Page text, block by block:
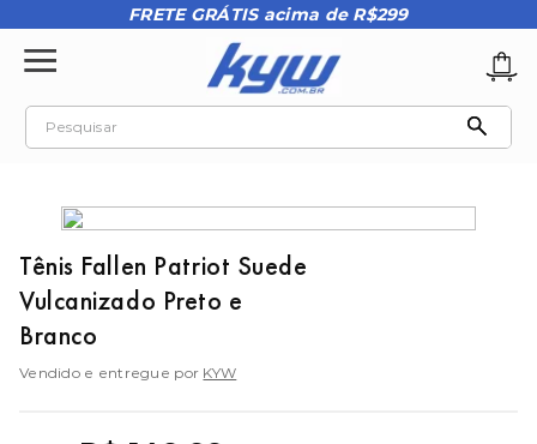
FRETE GRÁTIS acima de R$299
Pesquisar
Tênis Fallen Patriot Suede
Vulcanizado Preto e
Branco
Vendido e entregue por KYW
tênis oakley
oakley
3 º teeth bomber 3
4º boné
5º kenner